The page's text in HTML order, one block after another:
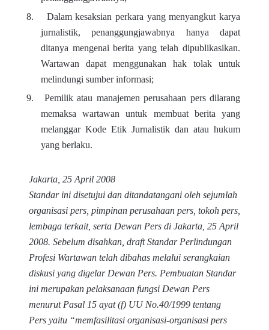
8.
Dalam kesaksian perkara yang menyangkut karya
jurnalistik, penanggungjawabnya hanya dapat
ditanya mengenai berita yang telah dipublikasikan.
Wartawan dapat menggunakan hak tolak untuk
melindungi sumber informasi;
9.
Pemilik atau manajemen perusahaan pers dilarang
memaksa wartawan untuk membuat berita yang
melanggar Kode Etik Jurnalistik dan atau hukum
yang berlaku.
Jakarta, 25 April 2008
Standar ini disetujui dan ditandatangani oleh sejumlah
organisasi pers, pimpinan perusahaan pers, tokoh pers,
lembaga terkait, serta Dewan Pers di Jakarta, 25 April
2008. Sebelum disahkan, draft Standar Perlindungan
Profesi Wartawan telah dibahas melalui serangkaian
diskusi yang digelar Dewan Pers. Pembuatan Standar
ini merupakan pelaksanaan fungsi Dewan Pers
menurut Pasal 15 ayat (f) UU No.40/1999 tentang
Pers yaitu “memfasilitasi organisasi-organisasi pers